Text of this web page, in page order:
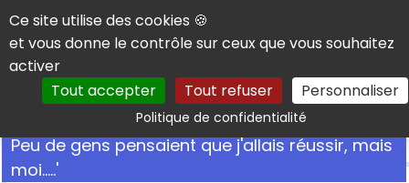
Panneau de gestion des cookies
Ce site utilise des cookies 🍪
et vous donne le contrôle sur ceux que vous souhaitez
activer
Tout accepter
Tout refuser Personnaliser
Politique de confidentialitéRechercher
Peu de gens pensaient que j'allais réussir, mais
moi.....'